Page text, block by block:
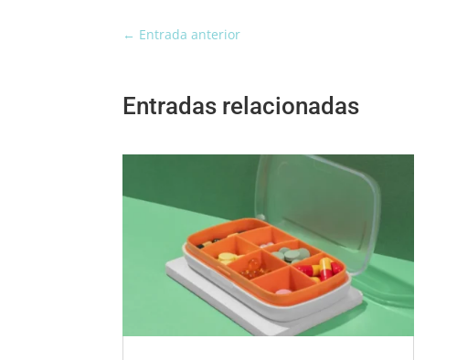
← Entrada anterior
Entradas relacionadas